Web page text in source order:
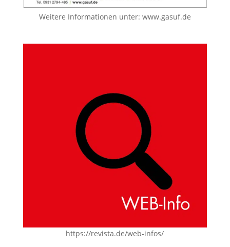
Weitere Informationen unter: www.gasuf.de
https://revista.de/web-infos/